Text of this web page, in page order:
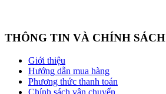
THÔNG TIN VÀ CHÍNH SÁCH
Giới thiệu
Hướng dẫn mua hàng
Phương thức thanh toán
Chính sách vận chuyển